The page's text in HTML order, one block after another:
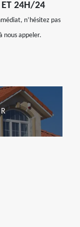
ET 24H/24
n’hésitez pas
nous appeler.